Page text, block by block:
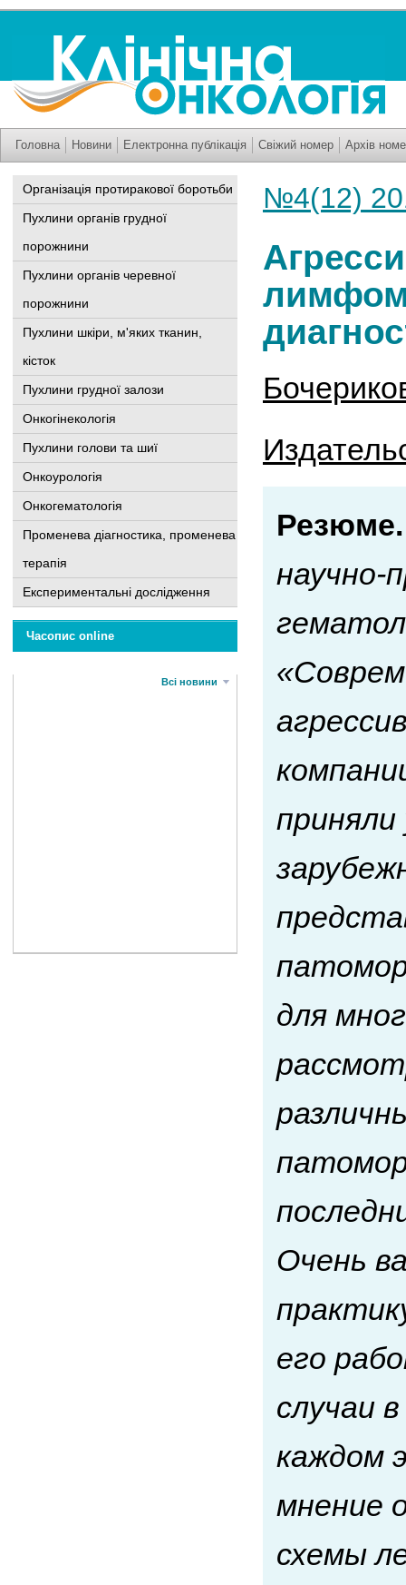
Головна Новини Електронна публікація Свіжий номер Архів
Організація протиракової боротьби
Пухлини органів грудної
порожнини
Пухлини органів черевної
порожнини
Пухлини шкіри, м'яких тканин,
кісток
Пухлини грудної залози
Онкогінекологія
Пухлини голови та шиї
Онкоурологія
Онкогематологія
Променева діагностика, променева
терапія
Експериментальні дослідження
Часопис online
Всі новини
№4(12)
Резюме.
научно-
приняли
для
Очень
его
случаи
каждом
мнение
схемы